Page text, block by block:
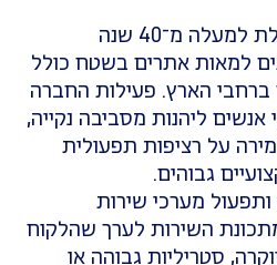
נתון שירות לנכסים פועלת למעלה מ־40 שנה
אתרים בשטח כולל
פעילות החברה
מסביבה נקייה,
רציפות תפעולית
שירות
לערך שהלקוח
גבוהה או